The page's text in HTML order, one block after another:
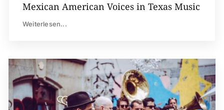
Mexican American Voices in Texas Music
Weiterlesen...